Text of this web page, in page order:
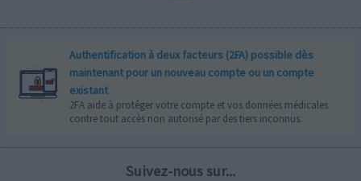
Authentification à deux facteurs (2FA) possible dès
maintenant pour un nouveau compte ou un compte
existant
2FA aide à protéger votre compte et vos données médicales
contre tout accès non autorisé par des tiers inconnus.
Suivez-nous sur...